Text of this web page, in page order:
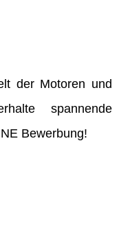
der Motoren und
spannende
Bewerbung!